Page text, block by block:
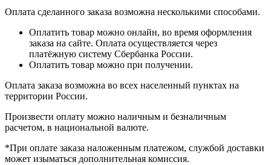
Оплата сделанного заказа возможна несколькими способами.
Оплатить товар можно онлайн, во время оформления
заказа на сайте. Оплата осуществляется через
платёжную систему Сбербанка России.
Оплатить товар можно при получении.
Оплата заказа возможна во всех населенный пунктах на
территории России.
Произвести оплату можно наличным и безналичным
расчетом, в национальной валюте.
*При оплате заказа наложенным платежом, службой доставки
может изыматься дополнительная комиссия.